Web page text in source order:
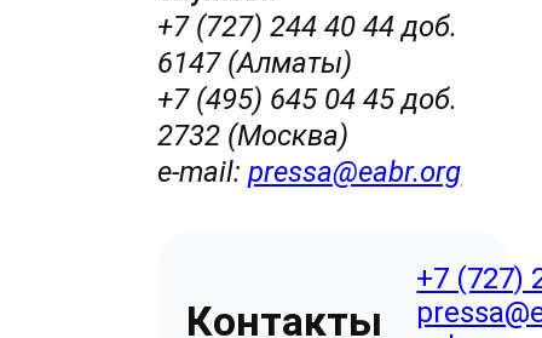
+7 (727) 244 40 44 доб.
6147 (Алматы)
+7 (495) 645 04 45 доб.
2732 (Москва)
e-mail:pressa@eabr.org
Контакты
+7 (727)